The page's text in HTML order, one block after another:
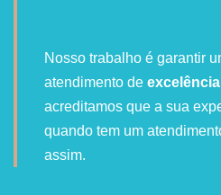
Nosso trabalho é garantir
atendimento de
acreditamos que a sua
quando tem um
assim.